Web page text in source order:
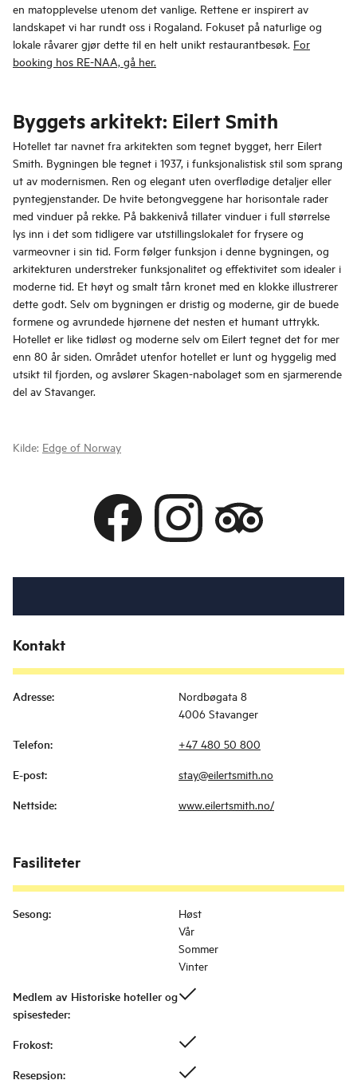
en matopplevelse utenom det vanlige. Rettene er inspirert av
landskapet vi har rundt oss i Rogaland. Fokuset på naturlige og
lokale råvarer gjør dette til en helt unikt restaurantbesøk. For
booking hos RE-NAA, gå her.
Byggets arkitekt: Eilert Smith
Hotellet tar navnet fra arkitekten som tegnet bygget, herr Eilert
Smith. Bygningen ble tegnet i 1937, i funksjonalistisk stil som sprang
ut av modernismen. Ren og elegant uten overflødige detaljer eller
pyntegjenstander. De hvite betongveggene har horisontale rader
med vinduer på rekke. På bakkenivå tillater vinduer i full størrelse
lys inn i det som tidligere var utstillingslokalet for frysere og
varmeovner i sin tid. Form følger funksjon i denne bygningen, og
arkitekturen understreker funksjonalitet og effektivitet som idealer i
moderne tid. Et høyt og smalt tårn kronet med en klokke illustrerer
dette godt. Selv om bygningen er dristig og moderne, gir de buede
formene og avrundede hjørnene det nesten et humant uttrykk.
Hotellet er like tidløst og moderne selv om Eilert tegnet det for mer
enn 80 år siden. Området utenfor hotellet er lunt og hyggelig med
utsikt til fjorden, og avslører Skagen-nabolaget som en sjarmerende
del av Stavanger.
Kilde: Edge of Norway
Kontakt
Adresse:
Nordbøgata 8
4006 Stavanger
Telefon: +47 480 50 800
E-post: stay@eilertsmith.no
Nettside: www.eilertsmith.no/
Fasiliteter
Sesong:
Høst
Vår
Sommer
Vinter
Medlem av Historiske hoteller og
spisesteder:
Frokost:
Resepsjon: